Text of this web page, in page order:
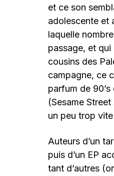
et ce son
adolescente et
laquelle
passage, et
cousins des
campagne, ce
parfum de
(Sesame
un peu trop
Auteurs d’un
puis d’un EP
tant d’autres